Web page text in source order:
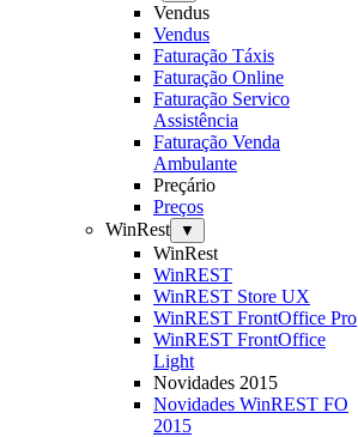
Vendus
Vendus
Faturação Táxis
Faturação Online
Faturação Servico
Assistência
Faturação Venda
Ambulante
Preçário
Preços
WinRest
▼
WinRest
WinREST
WinREST Store UX
WinREST FrontOffice Pro
WinREST FrontOffice
Light
Novidades 2015
Novidades WinREST FO
2015